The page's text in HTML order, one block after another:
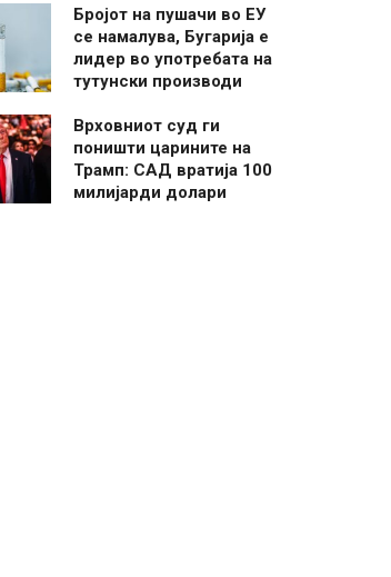
Бројот на пушачи во ЕУ
се намалува, Бугарија е
лидер во употребата на
тутунски производи
Врховниот суд ги
поништи царините на
Трамп: САД вратија 100
милијарди долари